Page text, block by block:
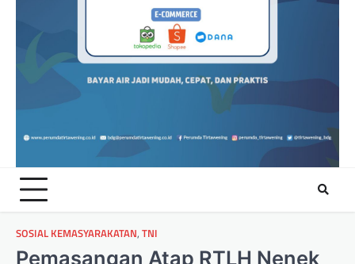
SOSIAL KEMASYARAKATAN, TNI
Pemasangan Atap RTLH Nenek